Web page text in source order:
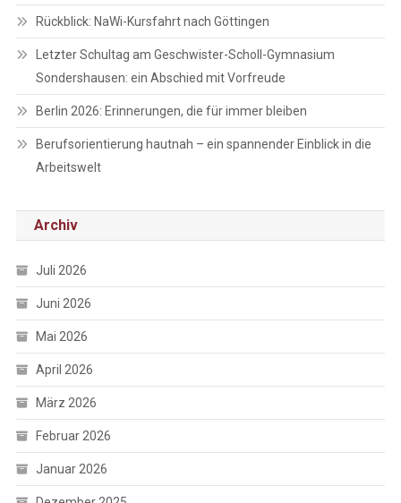
Rückblick: NaWi-Kursfahrt nach Göttingen
Letzter Schultag am Geschwister-Scholl-Gymnasium
Sondershausen: ein Abschied mit Vorfreude
Berlin 2026: Erinnerungen, die für immer bleiben
Berufsorientierung hautnah – ein spannender Einblick in die
Arbeitswelt
Archiv
Juli 2026
Juni 2026
Mai 2026
April 2026
März 2026
Februar 2026
Januar 2026